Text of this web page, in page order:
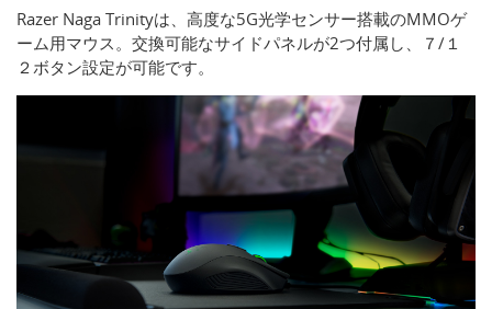
Razer Naga Trinityは、高度な5G光学センサー搭載のMMOゲ
ーム用マウス。交換可能なサイドパネルが2つ付属し、７/１
２ボタン設定が可能です。